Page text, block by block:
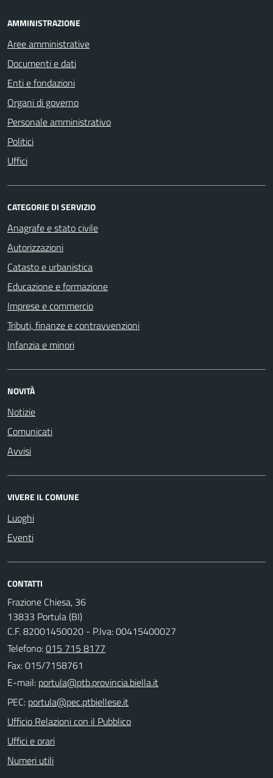
AMMINISTRAZIONE
Aree amministrative
Documenti e dati
Enti e fondazioni
Organi di governo
Personale amministrativo
Politici
Uffici
CATEGORIE DI SERVIZIO
Anagrafe e stato civile
Autorizzazioni
Catasto e urbanistica
Educazione e formazione
Imprese e commercio
Tributi, finanze e contravvenzioni
Infanzia e minori
NOVITÀ
Notizie
Comunicati
Avvisi
VIVERE IL COMUNE
Luoghi
Eventi
CONTATTI
Frazione Chiesa, 36
13833 Portula (BI)
C.F. 82001450020 - P.Iva: 00415400027
Telefono:015 715 8177
Fax: 015/7158761
E-mail:
PEC:
Ufficio Relazioni con il Pubblico
Uffici e orari
Numeri utili